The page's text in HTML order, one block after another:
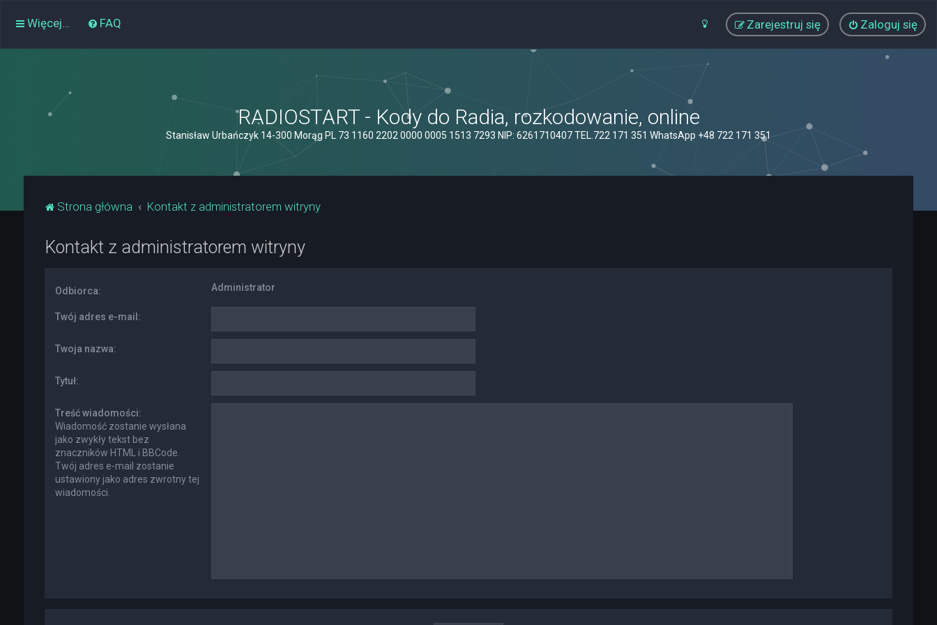
Więcej… FAQ Zaloguj się
Zarejestruj się
RADIOSTART - Kody do Radia, rozkodowanie, online
Stanisław Urbańczyk 14-300 Morąg PL 73 1160 2202 0000 0005 1513 7293 NIP: 6261710407 TEL.722 171 351 WhatsApp +48 722 171 351
Strona główna Kontakt z administratorem witryny
Kontakt z administratorem witryny
Odbiorca: Administrator
Twój adres e-mail:
Twoja nazwa:
Tytuł:
Treść wiadomości:
Wiadomość zostanie wysłana
jako zwykły tekst bez
znaczników HTML i BBCode.
Twój adres e-mail zostanie
ustawiony jako adres zwrotny tej
wiadomości.